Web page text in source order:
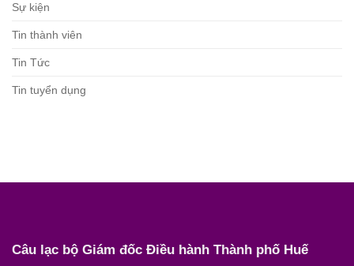
Sự kiện
Tin thành viên
Tin Tức
Tin tuyển dụng
Câu lạc bộ Giám đốc Điều hành Thành phố Huế